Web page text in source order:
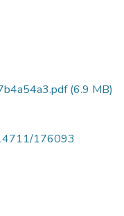
(6.9 MB)
176093